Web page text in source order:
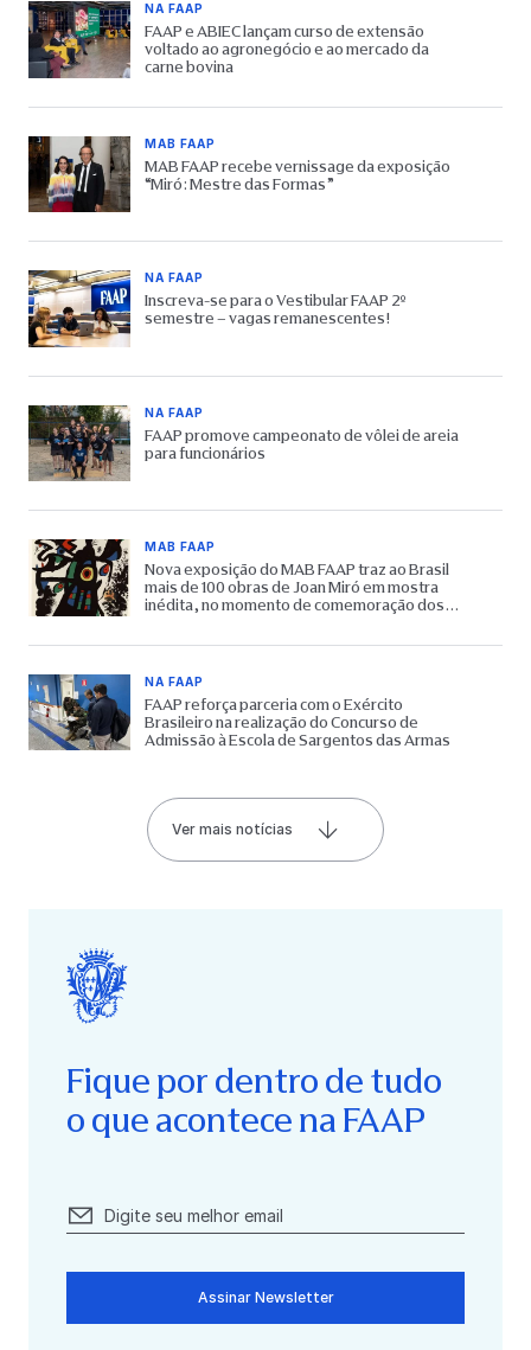
NA FAAP
FAAP e ABIEC lançam curso de extensão
voltado ao agronegócio e ao mercado da
carne bovina
MAB FAAP
MAB FAAP recebe vernissage da exposição
“Miró: Mestre das Formas”
NA FAAP
Inscreva-se para o Vestibular FAAP 2º
semestre – vagas remanescentes!
NA FAAP
FAAP promove campeonato de vôlei de areia
para funcionários
MAB FAAP
Nova exposição do MAB FAAP traz ao Brasil
mais de 100 obras de Joan Miró em mostra
inédita, no momento de comemoração dos
NA FAAP
FAAP reforça parceria com o Exército
Brasileiro na realização do Concurso de
Admissão à Escola de Sargentos das Armas
Ver mais notícias
Fique por dentro de tudo
o que acontece na FAAP
Assinar Newsletter